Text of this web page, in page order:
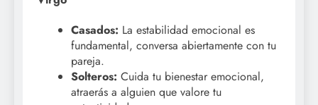
Casados: La estabilidad emocional es
fundamental, conversa abiertamente con tu
pareja.
Solteros: Cuida tu bienestar emocional,
atraerás a alguien que valore tu